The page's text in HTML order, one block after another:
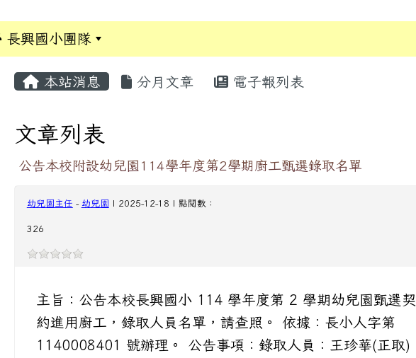
長興國小團隊
本站消息 分月文章 電子報列表
文章列表
公告本校附設幼兒園114學年度第2學期廚工甄選錄取名單
幼兒園主任 - 幼兒園 | 2025-12-18 | 點閱數：
326
主旨：公告本校長興國小 114 學年度第 2 學期幼兒園甄選契
約進用廚工，錄取人員名單，請查照。 依據：長小人字第
1140008401 號辦理。 公告事項：錄取人員：王珍華(正取)